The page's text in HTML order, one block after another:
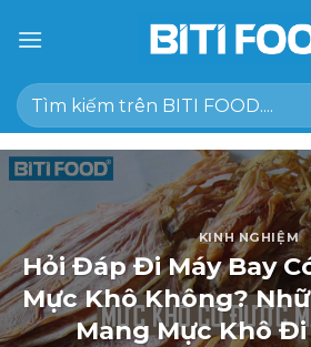
đến
dung
Tìm
kiếm:
KINH NGHIỆM
Hỏi Đáp Đi Máy Bay
Mực Khô Không?
Mang Mực Khô Đi